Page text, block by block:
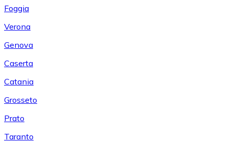
Foggia
Verona
Genova
Caserta
Catania
Grosseto
Prato
Taranto